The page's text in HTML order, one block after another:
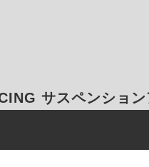
サスペンション